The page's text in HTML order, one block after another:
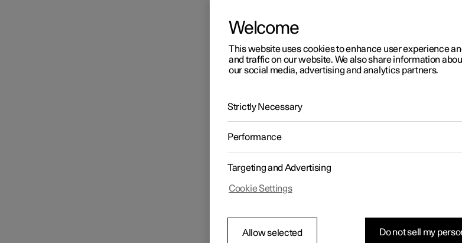
le traitement de vos données
le traitement de vos données dans
Il est important pour nous que vous vous
traitons vos données personnelles.
apprendre plus sur les données
faisons, comment nous utilisons les
données personnelles sont traitées
pouvez bien sûr nous contacter, ou
questions sur le traitement de vos
Cette politique est mise à jour en
concerne vos données personnelles.
2. Quand traitons-
Welcome
This website uses cookies to enhance user experience
and traffic on our website. We also share information
our social media, advertising and analytics partners.
Strictly Necessary
Performance
Targeting and Advertising
Cookie Settings
Allow selected Do not sell my